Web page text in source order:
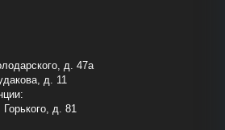
д. 47а
д. 11
д. 81